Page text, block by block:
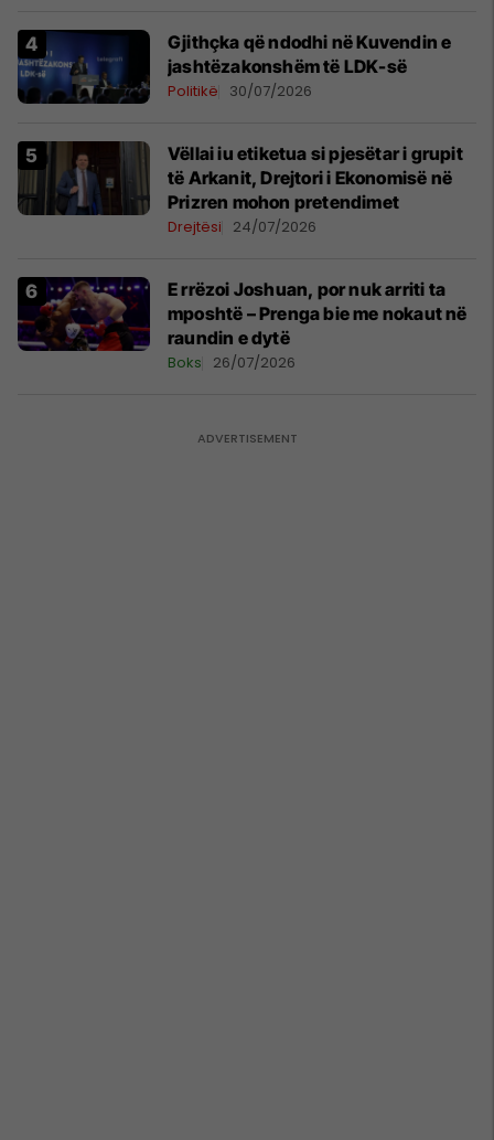
Gjithçka që ndodhi në Kuvendin e
jashtëzakonshëm të LDK-së
Politikë 30/07/2026
Vëllai iu etiketua si pjesëtar i grupit
të Arkanit, Drejtori i Ekonomisë në
Prizren mohon pretendimet
Drejtësi 24/07/2026
E rrëzoi Joshuan, por nuk arriti ta
mposhtë – Prenga bie me nokaut në
raundin e dytë
Boks 26/07/2026